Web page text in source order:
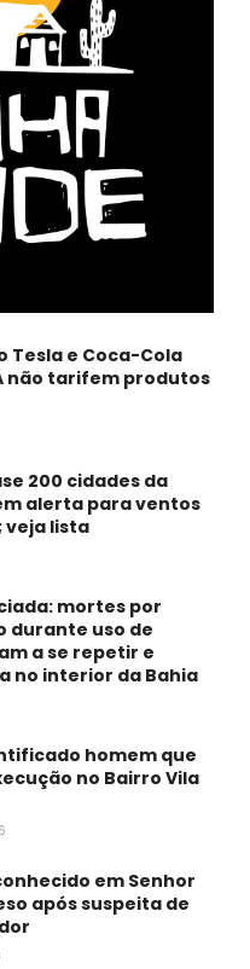
Tesla e Coca-Cola
não tarifem produtos
200 cidades da
alerta para ventos
veja lista
mortes por
durante uso de
a se repetir e
no interior da Bahia
homem que
no Bairro Vila
em Senhor
após suspeita de